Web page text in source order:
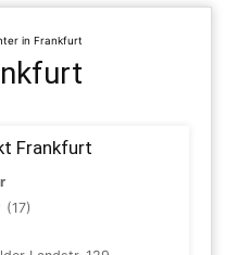
in Frankfurt
Frankfurt
(17)